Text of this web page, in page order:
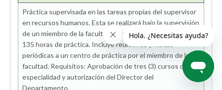
Práctica supervisada en las tareas propias del supervisor
en recursos humanos. Esta se realizará bajo la supervisión
de un miembro de la facultad y consistirá en un mínimo de
135 horas de práctica. Incluye reuniones y visitas
periódicas a un centro de práctica por el miembro de la
facultad. Requisitos: Aprobación de tres (3) cursos de
especialidad y autorización del Director del
Departamento.